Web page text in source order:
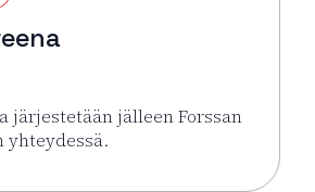
järjestetään jälleen Forssan